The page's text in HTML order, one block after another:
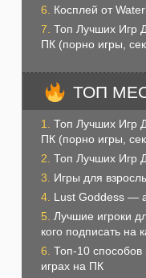
Косплей от
Топ Лучших Игр
ПК (порно игры,
ТОП
Топ Лучших Игр
ПК (порно игры,
Топ Лучших Игр
Игры для
Lust Goddess —
Лучшие игроки
кого подписать на
Топ-10
играх на ПК